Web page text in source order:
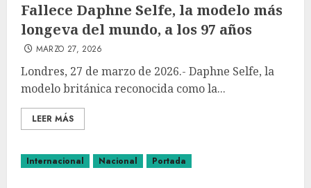
Fallece Daphne Selfe, la modelo más
longeva del mundo, a los 97 años
MARZO 27, 2026
Londres, 27 de marzo de 2026.- Daphne Selfe, la
modelo británica reconocida como la...
LEER MÁS
Internacional Nacional Portada